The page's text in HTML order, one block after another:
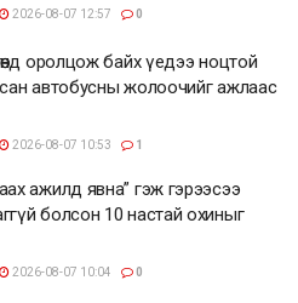
2026-08-07 12:57 0
оролцож байх үедээ ноцтой
автобусны жолоочийг ажлаас
2026-08-07 10:53 1
ажилд явна” гэж гэрээсээ
болсон 10 настай охиныг
2026-08-07 10:04 0